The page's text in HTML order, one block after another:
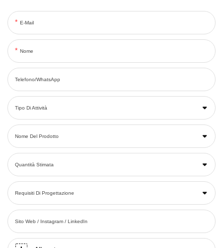
E-Mail
Nome
Telefono/WhatsApp
Tipo Di Attività
Nome Del Prodotto
Quantità Stimata
Requisiti Di Progettazione
Sito Web / Instagram / LinkedIn